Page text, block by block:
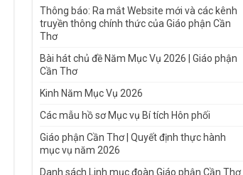
Thông báo: Ra mắt Website mới và các kênh
truyền thông chính thức của Giáo phận Cần
Thơ
Bài hát chủ đề Năm Mục Vụ 2026 | Giáo phận
Cần Thơ
Kinh Năm Mục Vụ 2026
Các mẫu hồ sơ Mục vụ Bí tích Hôn phối
Giáo phận Cần Thơ | Quyết định thực hành
mục vụ năm 2026
Danh sách Linh mục đoàn Giáo phận Cần Thơ